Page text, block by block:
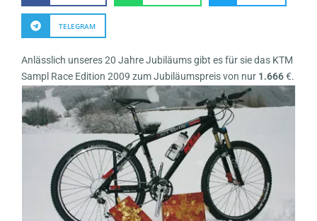
TELEGRAM
Anlässlich unseres 20 Jahre Jubiläums gibt es für sie das KTM
Sampl Race Edition 2009 zum Jubiläumspreis von nur 1.666€.